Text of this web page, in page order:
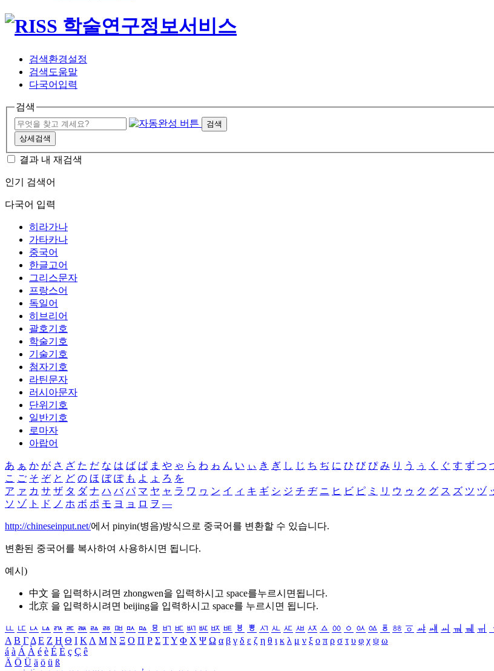
검색환경설정
검색도움말
다국어입력
검색
검색
상세검색
결과 내 재검색
인기 검색어
다국어 입력
히라가나
가타카나
중국어
한글고어
그리스문자
프랑스어
독일어
히브리어
괄호기호
학술기호
기술기호
첨자기호
라틴문자
러시아문자
단위기호
일반기호
로마자
아랍어
あ ぁ か が さ ざ た だ な は ば ぱ ま や ゃ ら わ ゎ ん い ぃ き ぎ し じ ち ぢ に ひ び ぴ み り う ぅ く ぐ す ず つ
こ ご そ ぞ と ど の ほ ぼ ぽ も よ ょ ろ を
ア ァ カ サ ザ タ ダ ナ ハ バ パ マ ヤ ャ ラ ワ ヮ ン イ ィ キ ギ シ ジ チ ヂ ニ ヒ ビ ピ ミ リ ウ ゥ ク グ ス ズ ツ ヅ
ソ ゾ ト ド ノ ホ ボ ポ モ ヨ ョ ロ ヲ ―
http://chineseinput.net/에서 pinyin(병음)방식으로 중국어를 변환할 수 있습니다.
변환된 중국어를 복사하여 사용하시면 됩니다.
예시)
中文 을 입력하시려면 zhongwen을 입력하시고 space를누르시면됩니다.
北京 을 입력하시려면 beijing을 입력하시고 space를 누르시면 됩니다.
ㅥ ㅦ ㅧ ㅨ ㅩ ㅪ ㅫ ㅬ ㅭ ㅮ ㅯ ㅰ ㅱ ㅲ ㅳ ㅴ ㅵ ㅶ ㅷ ㅸ ㅹ ㅺ ㅻ ㅼ ㅽ ㅾ ㅿ ㆀ ㆁ ㆂ ㆃ ㆄ ㆅ ㆆ ㆇ ㆈ ㆉ ㆊ ㆋ ㆌ ㆍ
Α Β ΓΔ Ε Ζ Η Θ Ι ΚΛ Μ Ν Ξ Ο Π Ρ Σ ΤΥ Φ Χ Ψ Ω α β γ δ ε ζ η θ ι κ λ μ ν ξ ο π ρ σ τ υ φ χ ψ ω
á à Á À é è É È ç Ç ê
Ä Ö Ü ä ö ü ß